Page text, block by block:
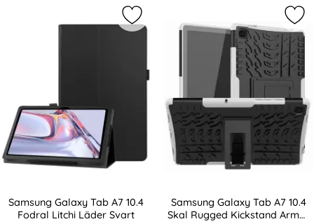
Samsung Galaxy Tab A7 10.4
Fodral Litchi Läder Svart
Markera samsung Galaxy Tab A7
Samsung Galaxy Tab A7 10.4
Skal Rugged Kickstand Armor